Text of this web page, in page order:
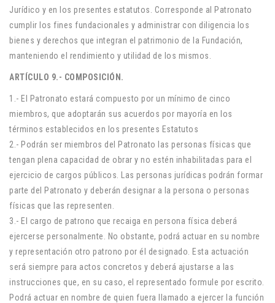
Jurídico y en los presentes estatutos. Corresponde al Patronato
cumplir los fines fundacionales y administrar con diligencia los
bienes y derechos que integran el patrimonio de la Fundación,
manteniendo el rendimiento y utilidad de los mismos.
ARTÍCULO 9.- COMPOSICIÓN.
1.- El Patronato estará compuesto por un mínimo de cinco
miembros, que adoptarán sus acuerdos por mayoría en los
términos establecidos en los presentes Estatutos
2.- Podrán ser miembros del Patronato las personas físicas que
tengan plena capacidad de obrar y no estén inhabilitadas para el
ejercicio de cargos públicos. Las personas jurídicas podrán formar
parte del Patronato y deberán designar a la persona o personas
físicas que las representen.
3.- El cargo de patrono que recaiga en persona física deberá
ejercerse personalmente. No obstante, podrá actuar en su nombre
y representación otro patrono por él designado. Esta actuación
será siempre para actos concretos y deberá ajustarse a las
instrucciones que, en su caso, el representado formule por escrito.
Podrá actuar en nombre de quien fuera llamado a ejercer la función